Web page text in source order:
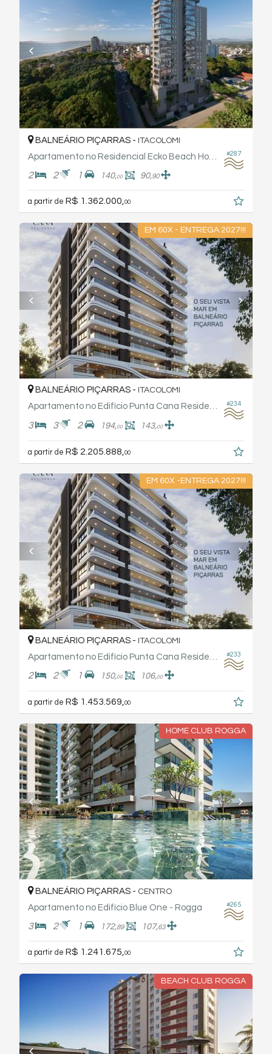
#287
BALNEÁRIO PIÇARRAS - ITACOLOMI
2 2 1 140,00 90,90
a partir de R$ 1.362.000, 00
EM 60X - ENTREGA 2027!!!
#234
BALNEÁRIO PIÇARRAS - ITACOLOMI
Apartamento no Edifício Punta Cana Residence - Torresani
3 3 2 194,00 143,00
a partir de R$ 2.205.888, 00
EM 60X -ENTREGA 2027!!!
#233
BALNEÁRIO PIÇARRAS - ITACOLOMI
2 2 1 150,00 106,00
a partir de R$ 1.453.569, 00
HOME CLUB ROGGA
#265
BALNEÁRIO PIÇARRAS - CENTRO
Apartamento no Edifício Blue One - Rogga
3 2 1 172,89 107,63
a partir de R$ 1.241.675, 00
BEACH CLUB ROGGA